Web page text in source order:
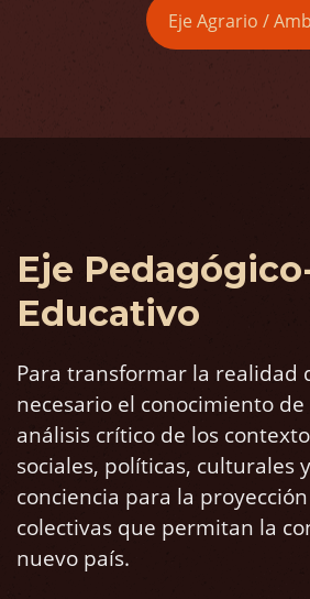
Eje Agrario /
Eje
Educativo
Para transformar la realidad
necesario el conocimiento
análisis crítico de los
sociales, políticas, culturales
conciencia para la
colectivas que permitan la
nuevo país.